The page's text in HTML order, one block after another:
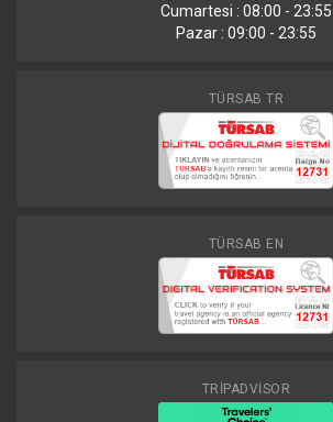
Cumartesi : 08:00 - 23:55
Pazar : 09:00 - 23:55
TÜRSAB TR
TÜRSAB EN
TRİPADVİSOR